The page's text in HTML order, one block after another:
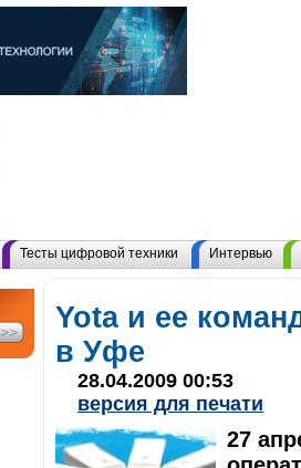
Тесты цифровой техники Интервью
Yota и ее
в Уфе
28.04.2009 00:53
версия для печати
27